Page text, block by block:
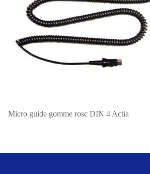
Micro guide gomme rosc DIN 4 Actia